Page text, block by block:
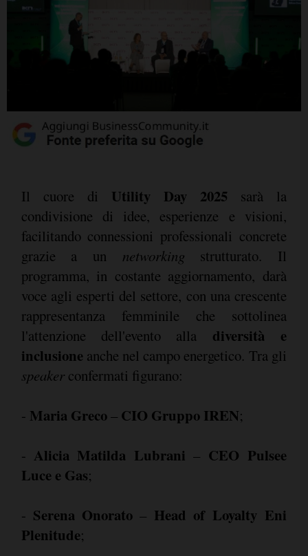
Il cuore di Utility Day 2025 sarà la
condivisione di idee, esperienze e visioni,
facilitando connessioni professionali concrete
grazie a un networking strutturato. Il
programma, in costante aggiornamento, darà
voce agli esperti del settore, con una crescente
rappresentanza femminile che sottolinea
l'attenzione dell'evento alla diversità e
inclusione anche nel campo energetico. Tra gli
speakerconfermati figurano:
- Maria Greco– CIO Gruppo IREN;
- Alicia Matilda Lubrani – CEO Pulsee
Luce e Gas;
- Serena Onorato– Head of Loyalty Eni
Plenitude;